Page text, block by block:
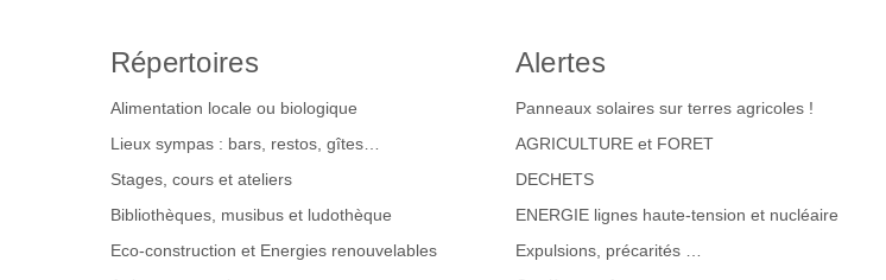
Répertoires
Alimentation locale ou biologique
Lieux sympas : bars, restos, gîtes…
Stages, cours et ateliers
Bibliothèques, musibus et ludothèque
Eco-construction et Energies renouvelables
Alertes
Panneaux solaires sur terres agricoles !
AGRICULTURE et FORET
DECHETS
ENERGIE lignes haute-tension et nucléaire
Expulsions, précarités …